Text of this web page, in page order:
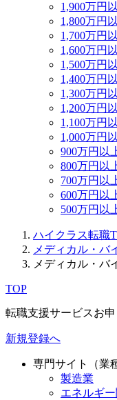
1,900万円
1,800万円
1,700万円
1,600万円
1,500万円
1,400万円
1,300万円
1,200万円
1,100万円
1,000万円
900万円以
800万円以
700万円以
600万円以
500万円以
ハイクラス転職
メディカル・バ
メディカル・バ
TOP
転職支援サービスお
新規登録へ
専門サイト（業
製造業
エネルギ